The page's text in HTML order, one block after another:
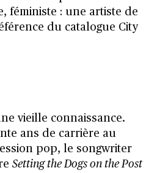
féministe : une artiste de
du catalogue City
vieille connaissance.
ans de carrière au
pop, le songwriter
Setting the Dogs on the Post